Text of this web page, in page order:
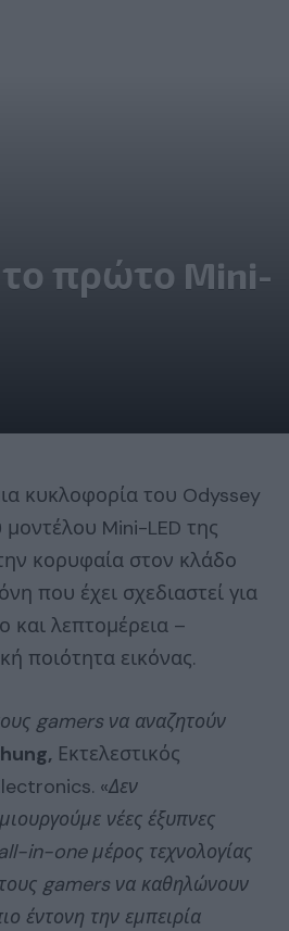
το πρώτο Mini-
κυκλοφορία του Odyssey
Mini-LED της
κορυφαία στον κλάδο
που έχει σχεδιαστεί για
λεπτομέρεια –
ποιότητα εικόνας.
gamers να αναζητούν
Εκτελεστικός
«Δεν
νέες έξυπνες
in-one μέρος τεχνολογίας
gamers να καθηλώνουν
έντονη την εμπειρία